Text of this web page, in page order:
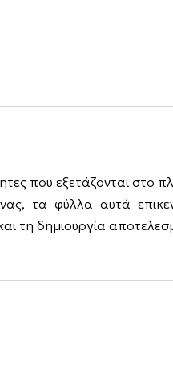
που εξετάζονται στο
τα φύλλα αυτά
τη δημιουργία